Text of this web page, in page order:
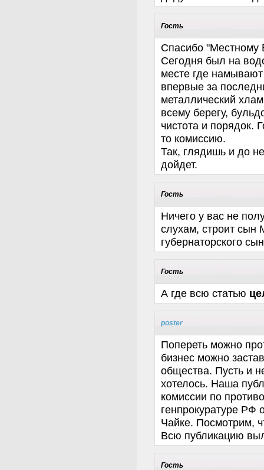
Гость
Спасибо
Сегодня был на
месте где
впервые за
металлический
всему берегу,
чистота и порядок.
то комиссию.
Так, глядишь и до
дойдет.
Гость
Ничего у вас не
слухам, строит сын
губернаторского
Гость
А где всю статью
poster
Попереть можно
бизнес можно
общества. Пусть и
хотелось. Наша
комиссии по
генпрокуратуре РФ
Чайке. Посмотрим,
Всю публикацию
Гость